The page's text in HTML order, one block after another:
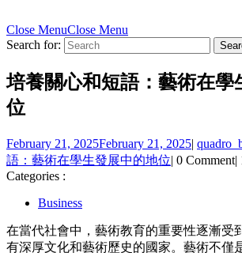
Close MenuClose Menu
Search for:
培養關心和短語：藝術在學
位
February 21, 2025February 21, 2025|
語：藝術在學生發展中的地位| 0 Comment|
Categories :
Business
在當代社會中，藝術教育的重要性逐漸受
有深厚文化和藝術歷史的國家。藝術不僅